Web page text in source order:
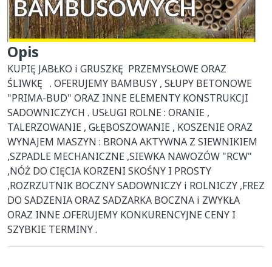
Opis
KUPIĘ JABŁKO i GRUSZKĘ  PRZEMYSŁOWE ORAZ
ŚLIWKĘ   . OFERUJEMY BAMBUSY , SŁUPY BETONOWE
"PRIMA-BUD" ORAZ INNE ELEMENTY KONSTRUKCJI
SADOWNICZYCH . USŁUGI ROLNE : ORANIE ,
TALERZOWANIE , GŁĘBOSZOWANIE , KOSZENIE ORAZ
WYNAJEM MASZYN : BRONA AKTYWNA Z SIEWNIKIEM
,SZPADLE MECHANICZNE ,SIEWKA NAWOZÓW "RCW"
,NÓŻ DO CIĘCIA KORZENI SKOŚNY I PROSTY
,ROZRZUTNIK BOCZNY SADOWNICZY i ROLNICZY ,FREZ
DO SADZENIA ORAZ SADZARKA BOCZNA i ZWYKŁA
ORAZ INNE .OFERUJEMY KONKURENCYJNE CENY I
SZYBKIE TERMINY .